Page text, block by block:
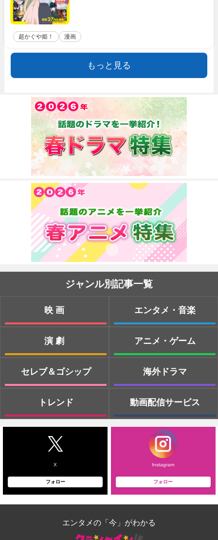
超かぐや姫！ 漫画
もっと見る
ジャンル別記事一覧
映画
演劇
セレブ＆ゴシップ
トレンド
エンタメ・音楽
アニメ・ゲーム
海外ドラマ
動画配信サービス
X
フォロー
Instagram
フォロー
エンタメの「今」がわかる